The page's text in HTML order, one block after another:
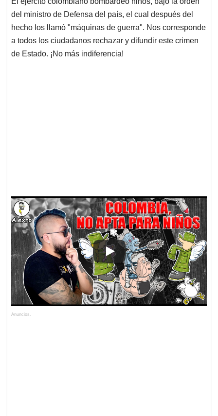
s
A
p
p
b
o
o
k
e
d
I
n
l
a
d
s
del ministro de Defensa del país, el cual después del
hecho los llamó "máquinas de guerra". Nos corresponde
a todos los ciudadanos rechazar y difundir este crimen
de Estado. ¡No más indiferencia!
Anuncios.